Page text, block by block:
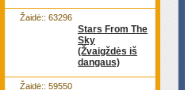
Stars From The
Sky
(Žvaigždės iš
dangaus)
Žaidė:: 63296
Žaidė:: 59550